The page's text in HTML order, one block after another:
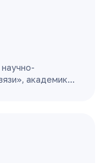
академик…